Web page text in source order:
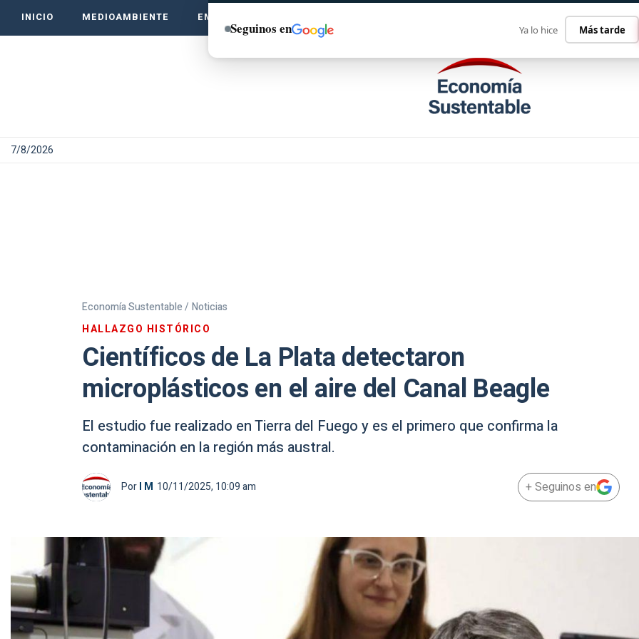
INICIO MEDIOAMBIENTE EMPRENDE VERDE
7/8/2026
Economía Sustentable / Noticias
HALLAZGO HISTÓRICO
Científicos de La Plata detectaron
microplásticos en el aire del Canal Beagle
El estudio fue realizado en Tierra del Fuego y es el primero que confirma la
contaminación en la región más austral.
PorI M 10/11/2025, 10:09 am + Seguinos en
Seguinos en Ya lo hice Más tarde